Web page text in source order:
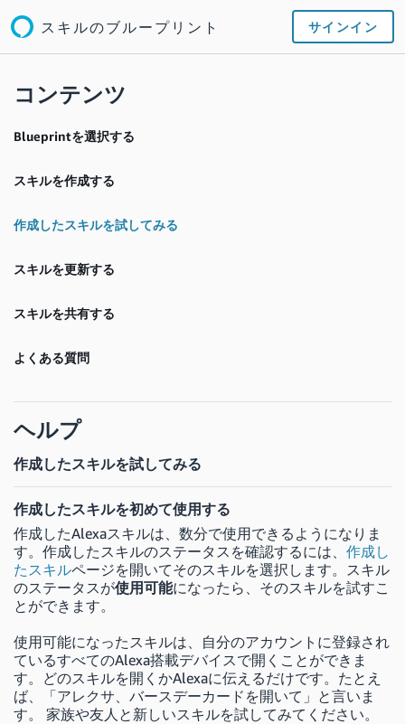
スキルのブループリント サインイン
コンテンツ
Blueprintを選択する
スキルを作成する
作成したスキルを試してみる
スキルを更新する
スキルを共有する
よくある質問
ヘルプ
作成したスキルを試してみる
作成したスキルを初めて使用する
作成したAlexaスキルは、数分で使用できるようになりま
す。作成したスキルのステータスを確認するには、 作成し
たスキルページを開いてそのスキルを選択します。スキル
のステータスが使用可能になったら、そのスキルを試すこ
とができます。
使用可能になったスキルは、自分のアカウントに登録され
ているすべてのAlexa搭載デバイスで開くことができま
す。どのスキルを開くかAlexaに伝えるだけです。たとえ
ば、「アレクサ、バースデーカードを開いて」と言いま
す。 家族や友人と新しいスキルを試してみてください。